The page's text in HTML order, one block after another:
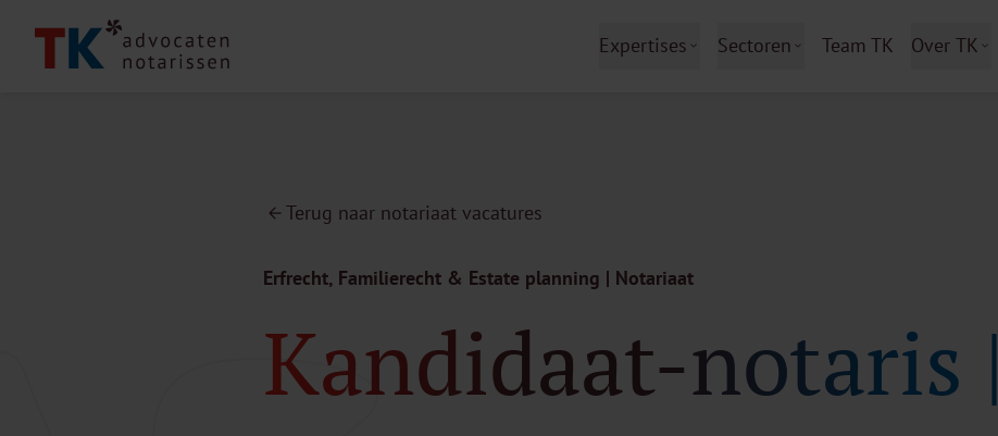
Expertises Sectoren Team TK Over TK
Terug naar notariaat vacatures
Erfrecht, Familierecht & Estate planning | Notariaat
Kandidaat-notaris |